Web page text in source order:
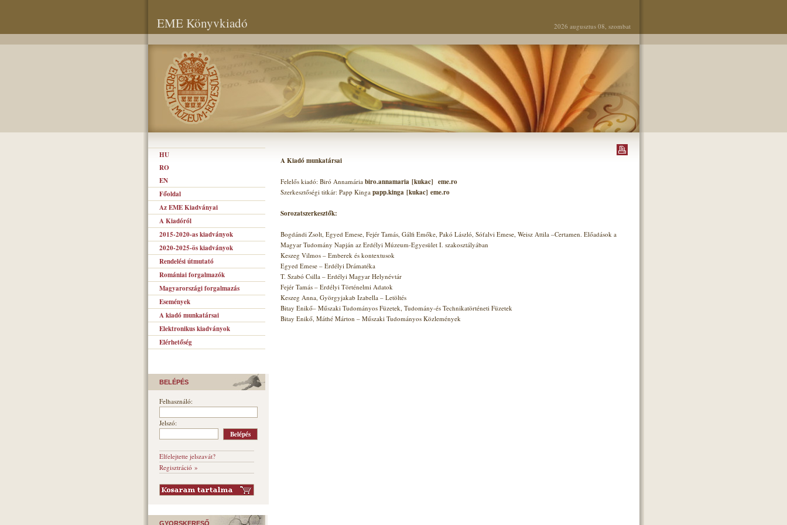
EME Könyvkiadó 2026 augusztus 08, szombat
HU
RO
EN
Főoldal
Az EME Kiadványai
A Kiadóról
2015-2020-as kiadványok
2020-2025-ös kiadványok
Rendelési útmutató
Romániai forgalmazók
Magyarországi forgalmazás
Események
A kiadó munkatársai
Elektronikus kiadványok
Elérhetőség
BELÉPÉS
Felhasználó:
Jelszó:
Elfelejtette jelszavát?
Regisztráció »
GYORSKERESŐ
A Kiadó munkatársai
Felelős kiadó: Biró Annamária biro.annamaria [kukac] eme.ro
Szerkesztőségi titkár: Papp Kinga papp.kinga [kukac] eme.ro
Sorozatszerkesztők:
Bogdándi Zsolt, Egyed Emese, Fejér Tamás, Gálfi Emőke, Pakó László, Sófalvi Emese, Weisz Attila –Certamen. Előadások a
Magyar Tudomány Napján az Erdélyi Múzeum-Egyesület I. szakosztályában
Keszeg Vilmos – Emberek és kontextusok
Egyed Emese – Erdélyi Drámatéka
T. Szabó Csilla – Erdélyi Magyar Helynévtár
Fejér Tamás – Erdélyi Történelmi Adatok
Keszeg Anna, Györgyjakab Izabella – Letöltés
Bitay Enikő– Műszaki Tudományos Füzetek, Tudomány-és Technikatörténeti Füzetek
Bitay Enikő, Máthé Márton – Műszaki Tudományos Közlemények